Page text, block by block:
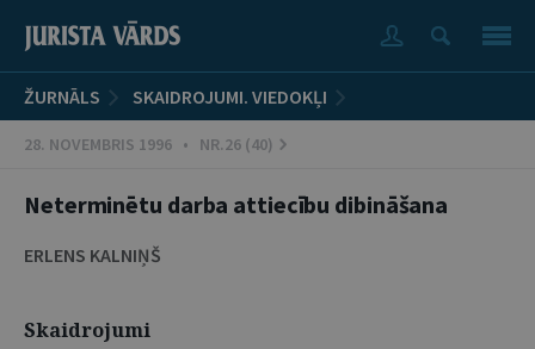
ŽURNĀLS SKAIDROJUMI. VIEDOKĻI
28. NOVEMBRIS 1996 • NR.26 (40)
Neterminētu darba attiecību dibināšana
ERLENS KALNIŅŠ
Skaidrojumi